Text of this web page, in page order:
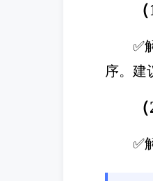
✅
序。建
✅